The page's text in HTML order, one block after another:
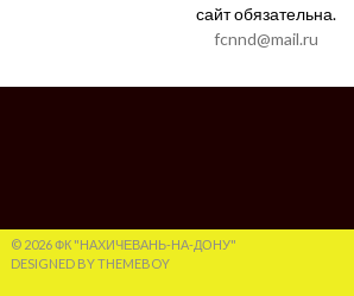
сайт обязательна.
fcnnd@mail.ru
© 2026 ФК "НАХИЧЕВАНЬ-НА-ДОНУ"
DESIGNED BY THEMEBOY